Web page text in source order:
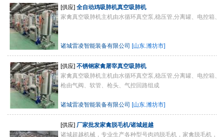
[供应] 全自动鸡吸肺机真空吸肺机
家禽真空吸肺机主机由水循环真空泵,稳压管,分离罐、电控箱
诸城雷凌智能装备有限公司 [山东.潍坊市]
[供应] 不锈钢家禽屠宰真空吸肺机
家禽真空吸肺机主机由水循环真空泵,稳压管,分离罐、电控箱
枪由气阀、软管、枪头、气控回路组成
诸城雷凌智能装备有限公司 [山东.潍坊市]
[供应] 厂家批发家禽脱毛机/诸城超越
诸城超越机械，专业生产各种型号肉鸡脱毛机，家禽脱毛机